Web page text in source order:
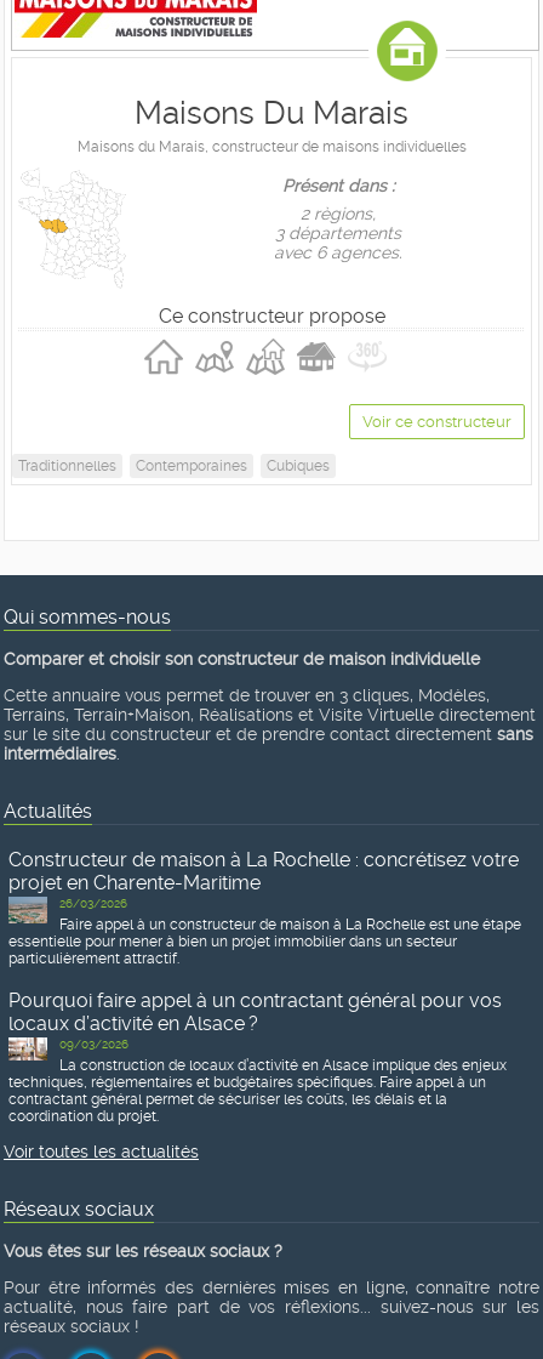
Maisons Du Marais
Maisons du Marais, constructeur de maisons individuelles
Présent dans :
2 règions,
3 départements
avec 6 agences.
Ce constructeur propose
Voir ce constructeur
Traditionnelles Contemporaines Cubiques
Qui sommes-nous
Comparer et choisir son constructeur de maison individuelle
Cette annuaire vous permet de trouver en 3 cliques, Modèles,
Terrains, Terrain+Maison, Réalisations et Visite Virtuelle directement
sur le site du constructeur et de prendre contact directement sans
intermédiaires
Actualités
Constructeur de maison à La Rochelle : concrétisez votre
projet en Charente-Maritime
26/03/2026
Faire appel à un constructeur de maison à La Rochelle est une étape
essentielle pour mener à bien un projet immobilier dans un secteur
particulièrement attractif.
Pourquoi faire appel à un contractant général pour vos
locaux d’activité en Alsace ?
09/03/2026
La construction de locaux d’activité en Alsace implique des enjeux
techniques, réglementaires et budgétaires spécifiques. Faire appel à un
contractant général permet de sécuriser les coûts, les délais et la
coordination du projet.
Voir toutes les actualités
Réseaux sociaux
Vous êtes sur les réseaux sociaux ?
Pour être informés des dernières mises en ligne, connaître notre
actualité, nous faire part de vos réflexions... suivez-nous sur les
réseaux sociaux !